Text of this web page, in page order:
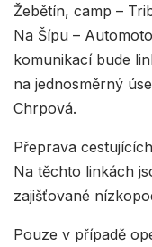
Žebětín, camp –
Na Šípu –
komunikací bude
na jednosměrný
Chrpová.
Přeprava
Na těchto linkách
zajišťované
Pouze v případě